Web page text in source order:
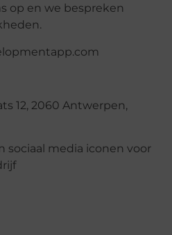
op en we bespreken
12, 2060 Antwerpen,